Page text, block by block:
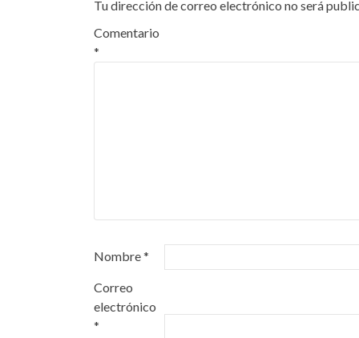
Tu dirección de correo electrónico no será
Comentario
*
Nombre*
Correo
electrónico
*